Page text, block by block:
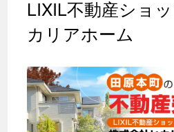
LIXIL不動産ショ
カリアホーム